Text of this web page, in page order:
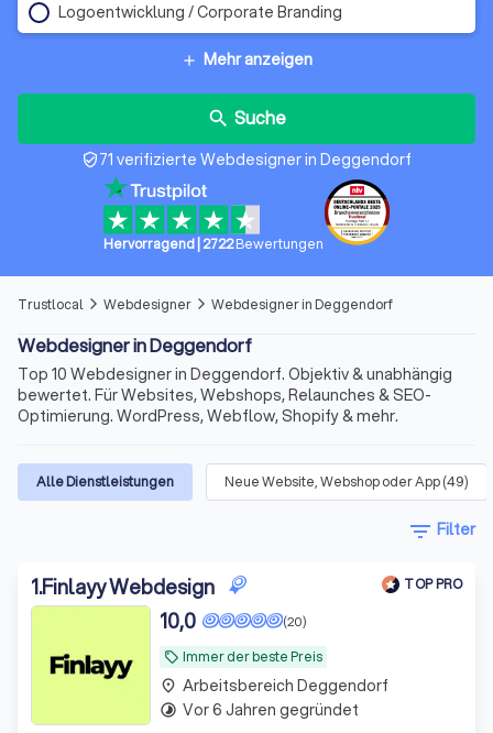
Logoentwicklung / Corporate Branding
add Mehr anzeigen
search Suche
verified_user71 verifizierte Webdesigner in Deggendorf
Hervorragend| 2722 Bewertungen
Trustlocal arrow_forward_ios Webdesigner arrow_forward_ios Webdesigner in Deggendorf
Webdesigner in Deggendorf
Top 10 Webdesigner in Deggendorf. Objektiv & unabhängig
bewertet. Für Websites, Webshops, Relaunches & SEO-
Optimierung. WordPress, Webflow, Shopify & mehr.
Alle Dienstleistungen Neue Website, Webshop oder App(49)
filter_list Filter
1.Finlayy Webdesign TOP PRO
local_offer Immer der beste Preis
(20)
10,0
place Arbeitsbereich Deggendorf
timelapse Vor 6 Jahren gegründet